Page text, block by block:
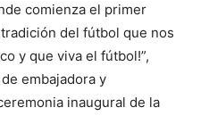
comienza el primer
del fútbol que nos
y que viva el fútbol!”,
embajadora y
inaugural de la